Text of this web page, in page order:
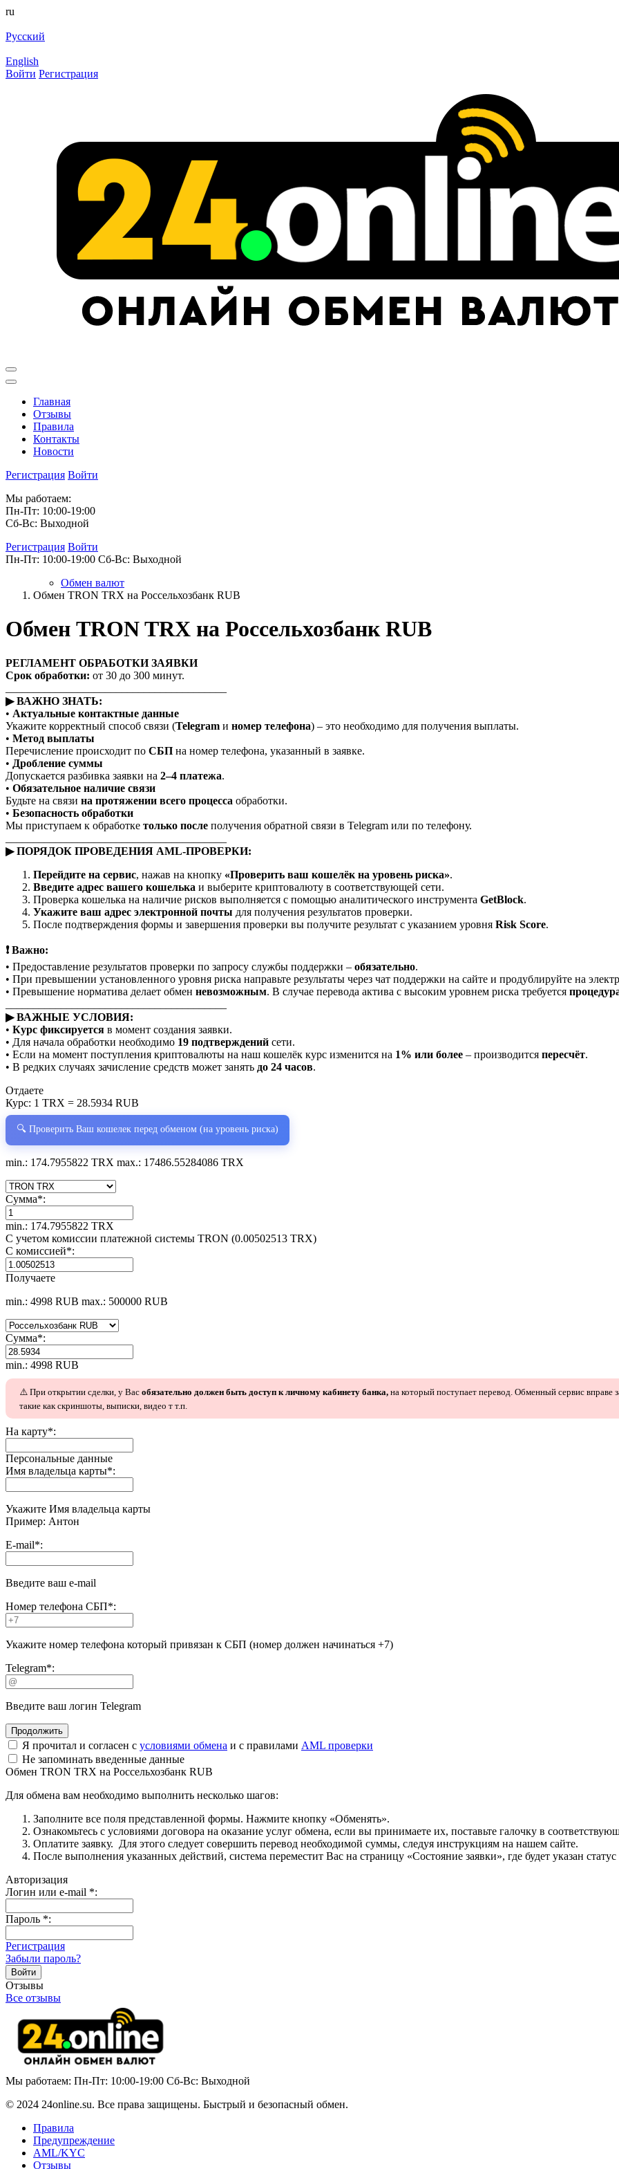
ru
Русский
English
Войти Регистрация
Главная
Отзывы
Правила
Контакты
Новости
Регистрация Войти
Мы работаем:
Пн-Пт: 10:00-19:00
Сб-Вс: Выходной
Регистрация Войти
Пн-Пт: 10:00-19:00 Сб-Вс: Выходной
Обмен валют
Обмен TRON TRX на Россельхозбанк RUB
Обмен TRON TRX на Россельхозбанк RUB
РЕГЛАМЕНТ ОБРАБОТКИ ЗАЯВКИ
Срок обработки: от 30 до 300 минут.
▶ ВАЖНО ЗНАТЬ:
• Актуальные контактные данные
Укажите корректный способ связи (Telegram и номер телефона) – это необходимо для получения выплаты.
• Метод выплаты
Перечисление происходит по СБП на номер телефона, указанный в заявке.
• Дробление суммы
Допускается разбивка заявки на 2–4 платежа.
• Обязательное наличие связи
Будьте на связи на протяжении всего процесса обработки.
• Безопасность обработки
Мы приступаем к обработке только после получения обратной связи в Telegram или по телефону.
▶ ПОРЯДОК ПРОВЕДЕНИЯ AML-ПРОВЕРКИ:
Перейдите на сервис, нажав на кнопку «Проверить ваш кошелёк на уровень риска».
Введите адрес вашего кошелька и выберите криптовалюту в соответствующей сети.
Проверка кошелька на наличие рисков выполняется с помощью аналитического инструмента GetBlock.
Укажите ваш адрес электронной почты для получения результатов проверки.
После подтверждения формы и завершения проверки вы получите результат с указанием уровня Risk Score.
❗ Важно:
• Предоставление результатов проверки по запросу службы поддержки – обязательно.
• При превышении установленного уровня риска направьте результаты через чат поддержки на сайте и продублируйте на
• Превышение норматива делает обмен невозможным. В случае перевода актива с высоким уровнем риска требуется
▶ ВАЖНЫЕ УСЛОВИЯ:
• Курс фиксируется в момент создания заявки.
• Для начала обработки необходимо 19 подтверждений сети.
• Если на момент поступления криптовалюты на наш кошелёк курс изменится на 1% или более – производится пересчёт.
• В редких случаях зачисление средств может занять до 24 часов.
Отдаете
Курс: 1 TRX = 28.5934 RUB
🔍 Проверить Ваш кошелек перед обменом (на уровень риска)
min.: 174.7955822 TRX max.: 17486.55284086 TRX
Сумма*:
min.: 174.7955822 TRX
С учетом комиссии платежной системы TRON (0.00502513 TRX)
С комиссией*:
Получаете
min.: 4998 RUB max.: 500000 RUB
Сумма*:
min.: 4998 RUB
⚠️ При открытии сделки, у Вас обязательно должен быть доступ к личному кабинету банка, на который поступает перевод. Обменный сервис вправе
такие как скриншоты, выписки, видео т т.п.
На карту*:
Персональные данные
Имя владельца карты*:
Укажите Имя владельца карты
Пример: Антон
E-mail*:
Введите ваш e-mail
Номер телефона СБП*:
Укажите номер телефона который привязан к СБП (номер должен начинаться +7)
Telegram*:
Введите ваш логин Telegram
Я прочитал и согласен с условиями обмена и с правилами AML проверки
Не запоминать введенные данные
Обмен TRON TRX на Россельхозбанк RUB
Для обмена вам необходимо выполнить несколько шагов:
Заполните все поля представленной формы. Нажмите кнопку «Обменять».
Ознакомьтесь с условиями договора на оказание услуг обмена, если вы принимаете их, поставьте галочку в
Оплатите заявку. Для этого следует совершить перевод необходимой суммы, следуя инструкциям на нашем сайте.
После выполнения указанных действий, система переместит Вас на страницу «Состояние заявки», где будет указан
Авторизация
Логин или e-mail *:
Пароль *:
Регистрация
Забыли пароль?
Отзывы
Все отзывы
Мы работаем: Пн-Пт: 10:00-19:00 Сб-Вс: Выходной
© 2024 24online.su. Все права защищены. Быстрый и безопасный обмен.
Правила
Предупреждение
AML/KYC
Отзывы